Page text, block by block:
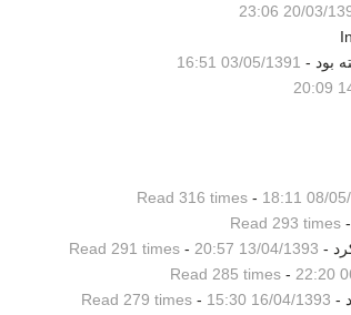
20/03/1392
بود - 03/05/1391 16:51
08/05/
-
Read 316 times
-
Read 293 times
-
13/04/1393 20:57
-
Read 291 times
-
Read 285 times
16/04/1393 15:30
-
Read 279 times